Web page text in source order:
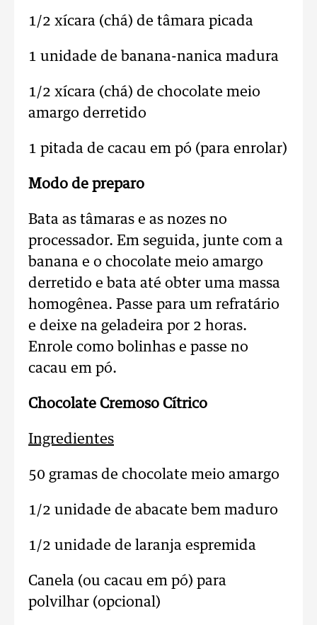
1/2 xícara (chá) de tâmara picada
1 unidade de banana-nanica madura
1/2 xícara (chá) de chocolate meio
amargo derretido
1 pitada de cacau em pó (para enrolar)
Modo de preparo
Bata as tâmaras e as nozes no
processador. Em seguida, junte com a
banana e o chocolate meio amargo
derretido e bata até obter uma massa
homogênea. Passe para um refratário
e deixe na geladeira por 2 horas.
Enrole como bolinhas e passe no
cacau em pó.
Chocolate Cremoso Cítrico
Ingredientes
50 gramas de chocolate meio amargo
1/2 unidade de abacate bem maduro
1/2 unidade de laranja espremida
Canela (ou cacau em pó) para
polvilhar (opcional)